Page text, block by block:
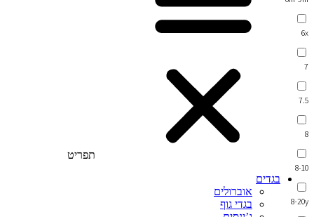
6x
7
7.5
8
8-10
8-20y
תפריט
בגדים
אוברולים
בגדי גוף